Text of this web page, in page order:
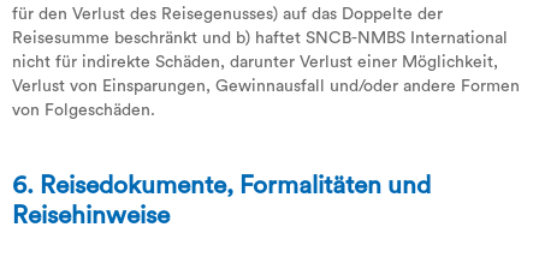
für den Verlust des Reisegenusses) auf das Doppelte der
Reisesumme beschränkt und b) haftet SNCB-NMBS International
nicht für indirekte Schäden, darunter Verlust einer Möglichkeit,
Verlust von Einsparungen, Gewinnausfall und/oder andere Formen
von Folgeschäden.
6. Reisedokumente, Formalitäten und
Reisehinweise